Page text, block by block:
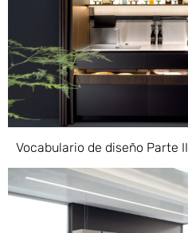
Vocabulario de diseño Parte II